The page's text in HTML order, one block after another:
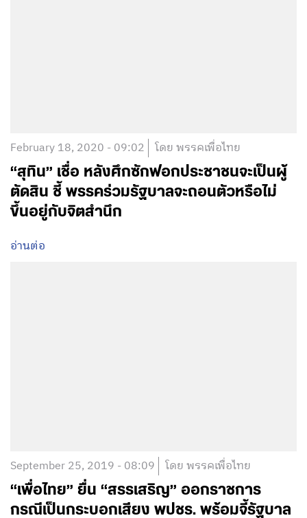
February 18, 2020 - 09:02 โดย พรรคเพื่อไทย
“สุทิน” เชื่อ หลังศึกซักฟอกประชาชนจะเป็นผู้
ตัดสิน ชี้ พรรคร่วมรัฐบาลจะถอนตัวหรือไม่
ขึ้นอยู่กับจิตสำนึก
อ่านต่อ
September 25, 2019 - 08:09 โดย พรรคเพื่อไทย
“เพื่อไทย” ยื่น “สรรเสริญ”​ ออกราชการ
กรณีเป็นกระบอกเสียง พปชร. พร้อมจี้รัฐบาล